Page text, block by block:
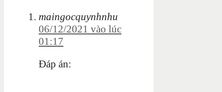
maingocquynhnhu
06/12/2021 vào lúc
01:17
Đáp án: